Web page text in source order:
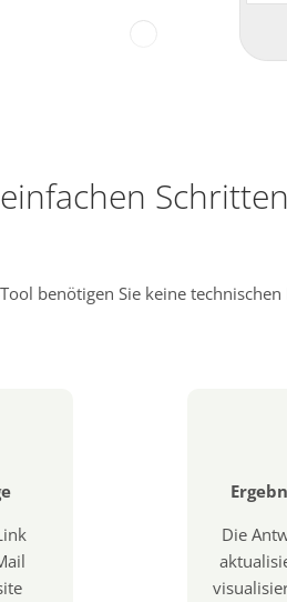
Schritten
benötigen Sie keine
Die